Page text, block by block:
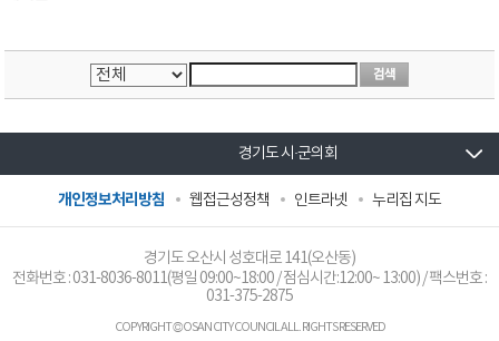
경기도 시·군의회
개인정보처리방침 웹접근성정책 인트라넷 누리집 지도
경기도 오산시 성호대로 141(오산동)
전화번호 :031-8036-8011(평일 09:00~18:00 / 점심시간:12:00~ 13:00) / 팩스번호 :
031-375-2875
COPYRIGHT © OSAN CITY COUNCIL ALL. RIGHTS RESERVED